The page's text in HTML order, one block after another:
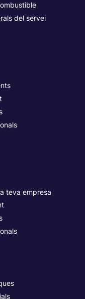
del servei
teva empresa